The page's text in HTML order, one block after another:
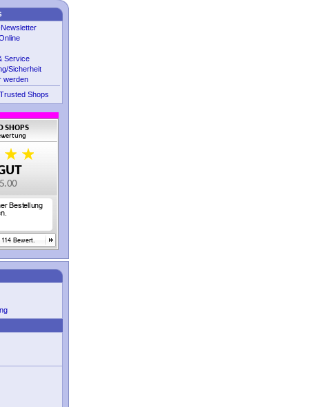
Service
Sicherheit
werden
Trusted Shops